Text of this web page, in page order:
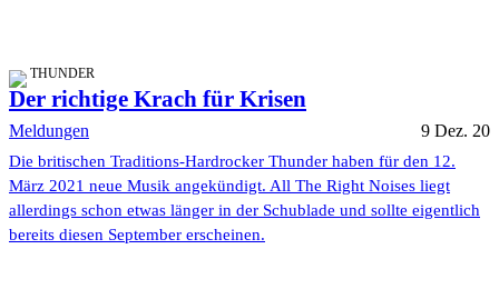
THUNDER
Der richtige Krach für Krisen
Meldungen 9 Dez. 20
Die britischen Traditions-Hardrocker Thunder haben für den 12.
März 2021 neue Musik angekündigt. All The Right Noises liegt
allerdings schon etwas länger in der Schublade und sollte eigentlich
bereits diesen September erscheinen.